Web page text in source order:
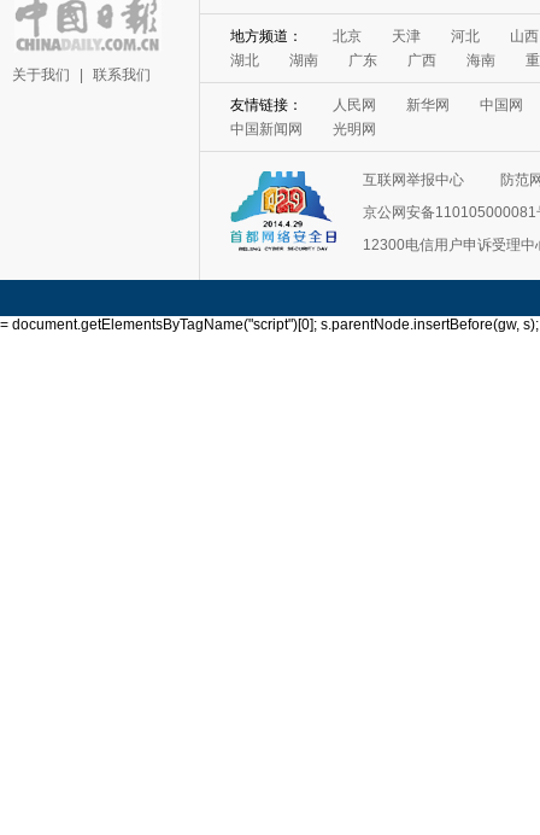
关于我们 联系我们
地方频道： 北京 天津 河北
山西
湖北
湖南 广东 广西 海南
友情链接： 人民网 新华网
中国网
中国新闻网
光明网
互联网举报中心
防范
京公网安备110105000081
12300电信用户申诉受理中
= document.getElementsByTagName("script")[0]; s.parentNode.insertBefore(gw,